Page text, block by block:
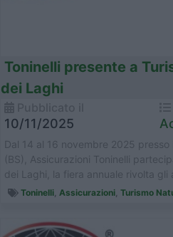
Toninelli presente a
dei Laghi
10/11/2025
Dal 14 al 16 novembre 2025
(BS), Assicurazioni Toninelli
dei Laghi, la fiera annuale rivolta gli
Toninelli Assicurazioni Turismo